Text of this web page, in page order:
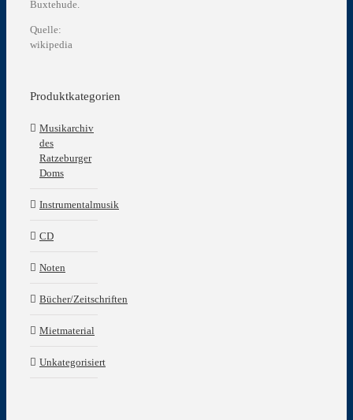
Buxtehude.
Quelle:
wikipedia
Produktkategorien
Musikarchiv
des
Ratzeburger
Doms
Instrumentalmusik
CD
Noten
Bücher/Zeitschriften
Mietmaterial
Unkategorisiert